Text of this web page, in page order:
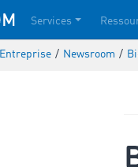
Services
Entreprise / Newsroom /